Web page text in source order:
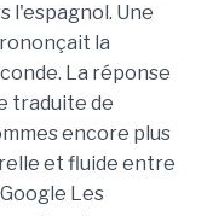
l'espagnol. Une
la
La réponse
traduite de
encore plus
et fluide entre
Google Les